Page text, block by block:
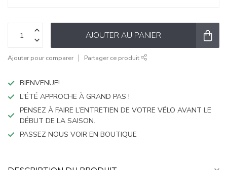
AJOUTER AU PANIER
Ajouter pour comparer Partager ce produit
BIENVENUE!
L'ÉTÉ APPROCHE À GRAND PAS !
PENSEZ À FAIRE L’ENTRETIEN DE VOTRE VÉLO AVANT LE
DÉBUT DE LA SAISON.
PASSEZ NOUS VOIR EN BOUTIQUE